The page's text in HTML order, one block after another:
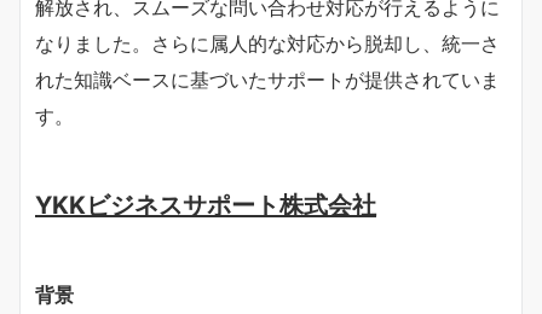
解放され、スムーズな問い合わせ対応が行えるように
なりました。さらに属人的な対応から脱却し、統一さ
れた知識ベースに基づいたサポートが提供されていま
す。
YKKビジネスサポート株式会社
背景